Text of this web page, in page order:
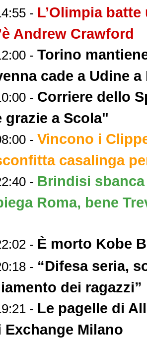
- L’Olimpia
Andrew Crawford
- Torino
cade a Udine a
- Corriere dello
a Scola"
- Vincono i
casalinga
- Brindisi
Roma, bene
- È morto Kobe
- “Difesa seria,
dei ragazzi”
- Le pagelle di
Exchange Milano